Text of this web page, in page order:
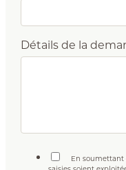
Détails de la
En soumettant